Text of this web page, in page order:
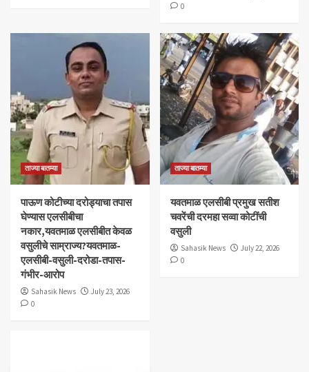
0
ताज्या बातम्या
पाऊण कोटीच्या दरोड्याचा तपास
घेण्यास एलसीबीचा
नकार,यवतमाळ एलसीबीत केवळ
वसुलीचे साम्राज्य?यवतमाळ-
एलसीबी-वसुली-दरोडा-तपास-
गंभीर-आरोप
Sahasik News
July 23, 2026
0
ताज्या बातम्या
यवतमाळ एलसीबी प्रमुख सतीश
चवरेंची दरमहा सव्वा कोटींची
वसुली
Sahasik News
July 22, 2026
0